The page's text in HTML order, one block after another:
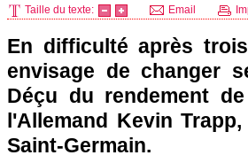
Taille du texte: Email
En difficulté après
envisage de changer
Déçu du rendement
l'Allemand Kevin
Saint-Germain.